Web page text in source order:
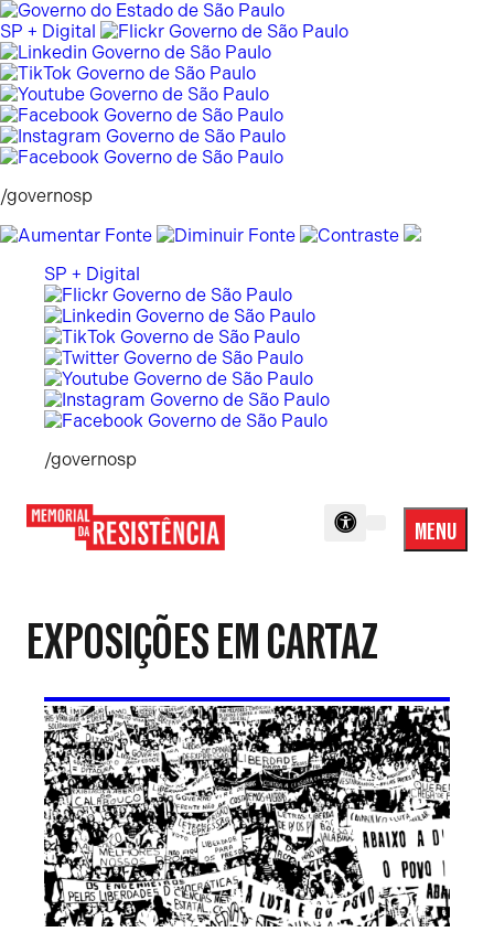
Pular
para
o
conteúdo
SP + Digital
/governosp
SP + Digital
/governosp
MENU
Menu
EXPOSIÇÕES EM CARTAZ